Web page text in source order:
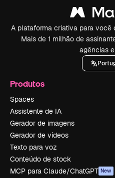
A plataforma criativa para você
Mais de 1 milhão de
agências
Produtos
Spaces
Assistente de IA
Gerador de imagens
Gerador de vídeos
Texto para voz
Conteúdo de stock
MCP para Claude/ChatGPT New